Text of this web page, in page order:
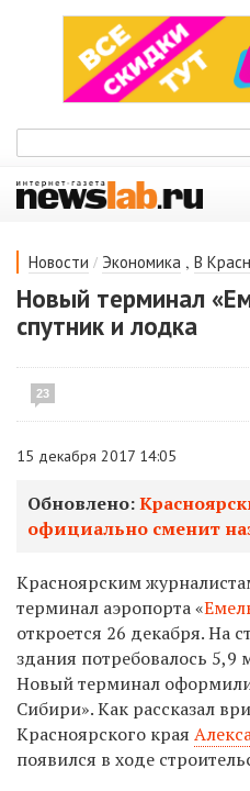
Новости / Экономика , В
Новый терминал
спутник и лодка
23
15 декабря 2017 14:05
Обновлено:
официально сменит
Красноярским
терминал аэропорта «
откроется 26 декабря. На
здания потребовалось
Новый терминал
Сибири». Как рассказал
Красноярского края
появился в ходе